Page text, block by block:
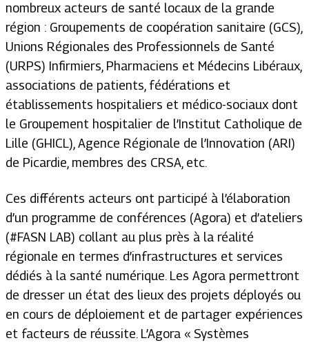
nombreux acteurs de santé locaux de la grande
région : Groupements de coopération sanitaire (GCS),
Unions Régionales des Professionnels de Santé
(URPS) Infirmiers, Pharmaciens et Médecins Libéraux,
associations de patients, fédérations et
établissements hospitaliers et médico-sociaux dont
le Groupement hospitalier de l’Institut Catholique de
Lille (GHICL), Agence Régionale de l’Innovation (ARI)
de Picardie, membres des CRSA, etc.
Ces différents acteurs ont participé à l’élaboration
d’un programme de conférences (Agora) et d’ateliers
(#FASN LAB) collant au plus près à la réalité
régionale en termes d’infrastructures et services
dédiés à la santé numérique. Les Agora permettront
de dresser un état des lieux des projets déployés ou
en cours de déploiement et de partager expériences
et facteurs de réussite. L’Agora « Systèmes